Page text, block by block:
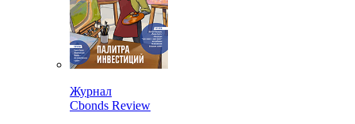
Журнал
Cbonds Review